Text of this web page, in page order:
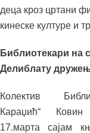
деца кроз цртани
кинеске културе и
Библиотекари на
Делиблату
Колектив
Караџић“
17.марта сајам